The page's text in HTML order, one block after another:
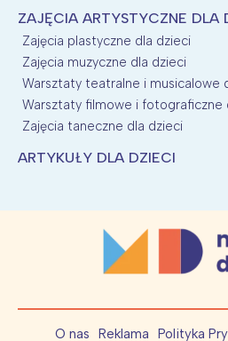
ZAJĘCIA ARTYSTYCZNE DLA
Zajęcia plastyczne dla dzieci
Zajęcia muzyczne dla dzieci
Warsztaty teatralne i musicalowe
Warsztaty filmowe i fotograficzne
Zajęcia taneczne dla dzieci
ARTYKUŁY DLA DZIECI
O nas Reklama Polityka